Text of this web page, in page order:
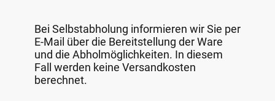
Bei Selbstabholung informieren wir Sie per
E-Mail über die Bereitstellung der Ware
und die Abholmöglichkeiten. In diesem
Fall werden keine Versandkosten
berechnet.